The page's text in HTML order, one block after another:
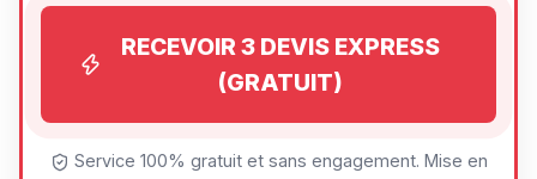
RECEVOIR 3 DEVIS EXPRESS
(GRATUIT)
Service 100% gratuit et sans engagement. Mise en